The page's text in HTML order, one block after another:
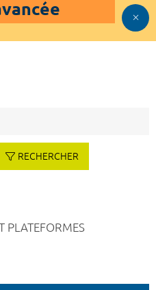
RECHERCHER
PLATEFORMES